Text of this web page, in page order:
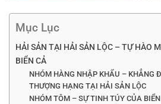
Mục Lục
HẢI SẢN TẠI HẢI SẢN LỘC – TỰ HÀO
BIỂN CẢ
NHÓM HÀNG NHẬP KHẨU – KHẲNG
THƯỢNG HẠNG TẠI HẢI SẢN LỘC
NHÓM TÔM – SỰ TINH TÚY CỦA